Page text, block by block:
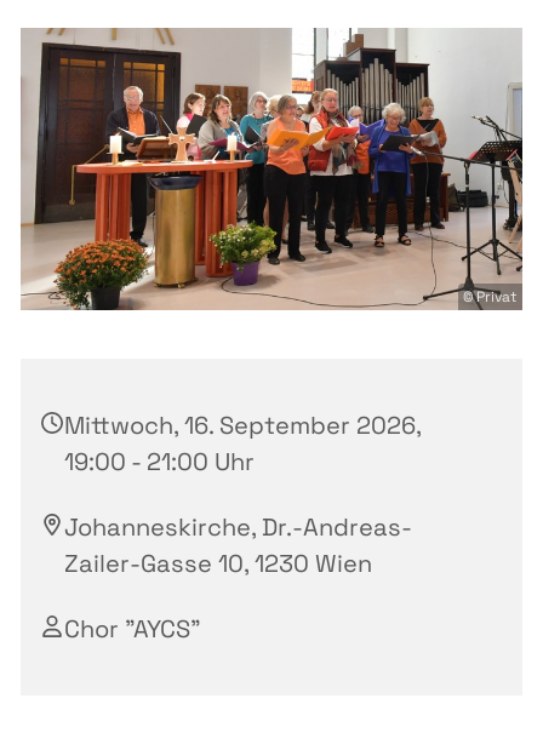
© Privat
Mittwoch, 16. September 2026,
19:00 - 21:00 Uhr
Johanneskirche, Dr.-Andreas-
Zailer-Gasse 10, 1230 Wien
Chor "AYCS"